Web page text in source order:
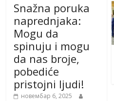
Snažna poruka
naprednjaka:
Mogu da
spinuju i mogu
da nas broje,
pobediće
pristojni ljudi!
новембар 6, 2025